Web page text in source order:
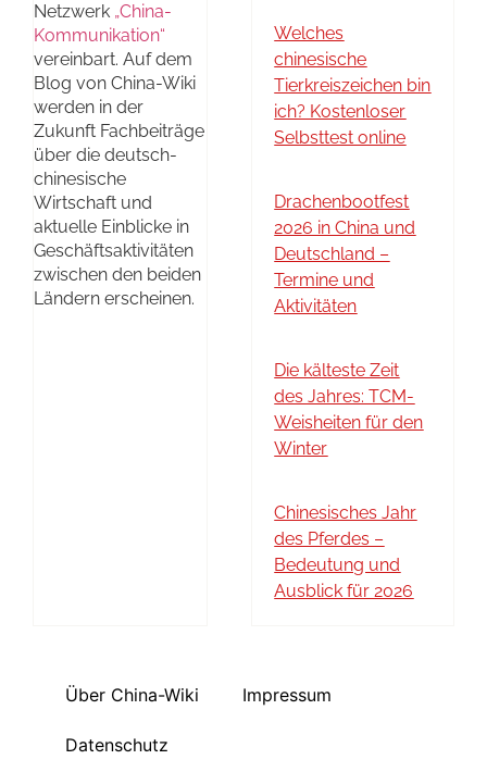
Netzwerk „China-
Kommunikation“
vereinbart. Auf dem
Blog von China-Wiki
werden in der
Zukunft Fachbeiträge
über die deutsch-
chinesische
Wirtschaft und
aktuelle Einblicke in
Geschäftsaktivitäten
zwischen den beiden
Ländern erscheinen.
Welches
chinesische
Tierkreiszeichen bin
ich? Kostenloser
Selbsttest online
Drachenbootfest
2026 in China und
Deutschland –
Termine und
Aktivitäten
Die kälteste Zeit
des Jahres: TCM-
Weisheiten für den
Winter
Chinesisches Jahr
des Pferdes –
Bedeutung und
Ausblick für 2026
Über China-Wiki Impressum
Datenschutz